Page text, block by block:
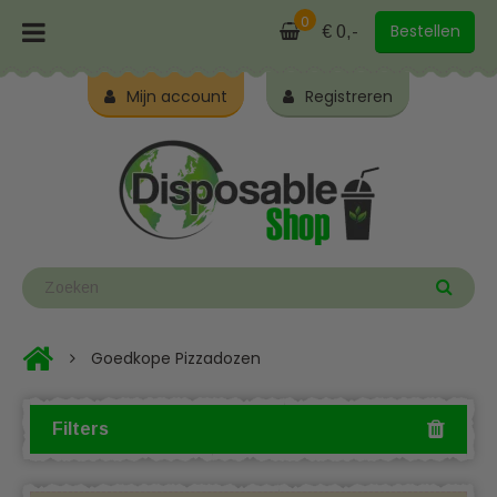
0 € 0,- Bestellen
Mijn account Registreren
Goedkope Pizzadozen
Filters